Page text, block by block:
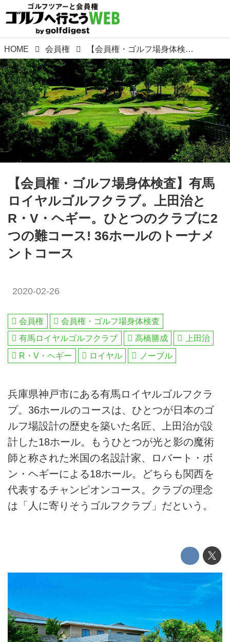
HOME 会員権 【会員権・ゴルフ場身体検査】有馬ロイヤルゴルフクラブ。上田治とR・V・ヘギー。ひとつのクラブに2つの難コース! 36ホールのトーナメントコース
【会員権・ゴルフ場身体検査】有馬
ロイヤルゴルフクラブ。上田治と
R・V・ヘギー。ひとつのクラブに2
つの難コース! 36ホールのトーナメ
ントコース
2020-02-26
会員権
会員権・ゴルフ場身体検査
有馬ロイヤルゴルフクラブ
高橋勝成
上田治
R・V・ヘギー
ロイヤル ノーブル
兵庫県神戸市にある有馬ロイヤルゴルフクラ
ブ。36ホールのコースは、ひとつが日本のゴ
ルフ場設計の歴史を築いた名匠、上田治が設
計した18ホール。もうひとつが光と影の魔術
師と称された米国の名設計家、ロバート・ボ
ン・ヘギーによる18ホール。どちらも関西を
代表するチャンピオンコース。クラブの理念
は「人に寄りそうゴルフクラブ」だという。